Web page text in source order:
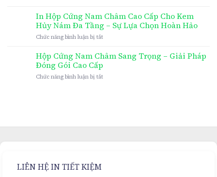
In Hộp Cứng Nam Châm Cao Cấp Cho Kem
Hủy Nám Đa Tầng – Sự Lựa Chọn Hoàn Hảo
Chức năng bình luận bị tắtở
Hộp
Cứng
Châm
Nám
Hộp Cứng Nam Châm Sang Trọng – Giải Pháp
Đóng Gói Cao Cấp
Chức năng bình luận bị tắtở
Trọng
LIÊN HỆ IN TIẾT KIỆM